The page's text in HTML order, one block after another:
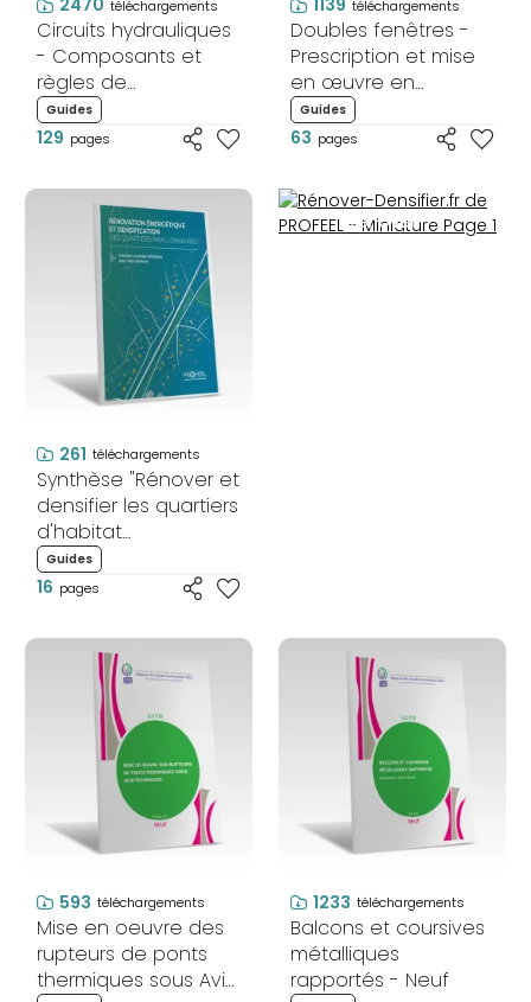
2470 téléchargements
Circuits hydrauliques
- Composants et
règles de
conception
Guides
129 pages
1139 téléchargements
Doubles fenêtres -
Prescription et mise
en œuvre en
rénovation des
logements
Guides
63 pages
261 téléchargements
Synthèse "Rénover et
densifier les quartiers
d'habitat
pavillonnaire"
Guides
16 pages
Rénover-
Densifier.fr de
593 téléchargements
Mise en oeuvre des
rupteurs de ponts
thermiques sous Avis
1233 téléchargements
Balcons et coursives
métalliques
rapportés - Neuf